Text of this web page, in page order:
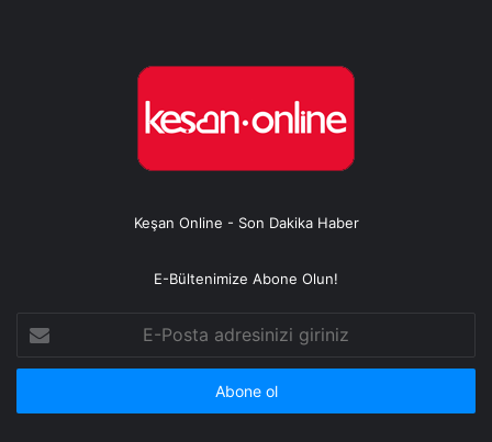
Keşan Online - Son Dakika Haber
E-Bültenimize Abone Olun!
Posta
adresinizi